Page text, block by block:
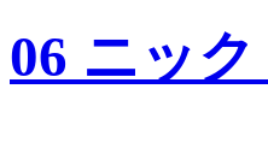
06 ニッ